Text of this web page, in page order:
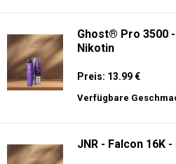
Ghost® Pro 3500
Nikotin
Preis: 13.99 €
Verfügbare
JNR - Falcon 16K